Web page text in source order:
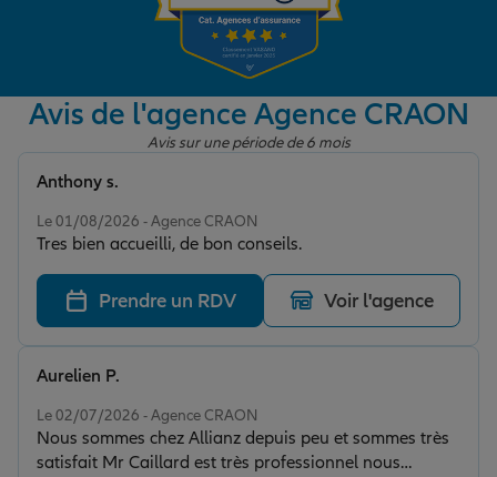
Garantie des accidents de la vie
Assurance scolaire
Protection juridique
Retraite
Avis de l'agence Agence CRAON
Avis sur une période de 6 mois
Le 01/08/2026 - Agence CRAON
Tres bien accueilli, de bon conseils.
Anthony s.
Prendre un RDV Voir l'agence
Le 02/07/2026 - Agence CRAON
Nous sommes chez Allianz depuis peu et sommes très
satisfait Mr Caillard est très professionnel nous
Aurelien P.